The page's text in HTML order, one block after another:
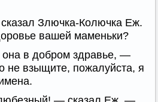
Злючка-Колючка Еж.
вашей маменьки?
в добром здравье, —
не взыщите, пожалуйста, я